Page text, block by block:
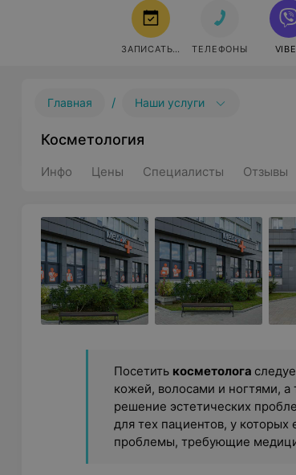
ЗАПИСАТЬСЯ ТЕЛЕФОНЫ
Главная / Наши услуги
Косметология
Инфо Цены Специалисты Отзывы
Посетить косметолога
кожей, волосами и ногтями,
решение эстетических
для тех пациентов, у
проблемы, требующие